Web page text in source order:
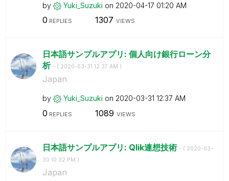
by Yuki_Suzuki on ‎2020-04-17 01:20 AM
0 REPLIES 1307 VIEWS
日本語サンプルアプリ: 個人向け銀行ローン分
析 - ( ‎2020-03-31 12:37 AM )
Japan
by Yuki_Suzuki on ‎2020-03-31 12:37 AM
0 REPLIES 1089 VIEWS
日本語サンプルアプリ: Qlik連想技術 - ( ‎2020-03-
30 10:32 PM )
Japan